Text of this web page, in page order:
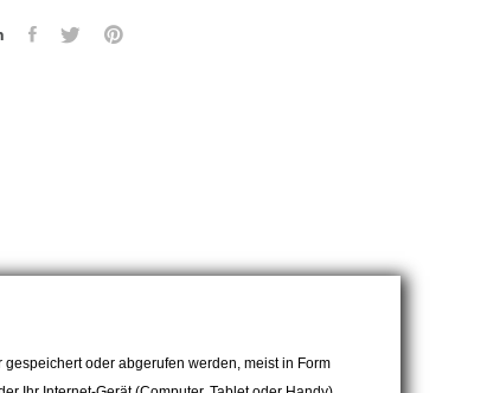
oder abgerufen werden, meist in Form